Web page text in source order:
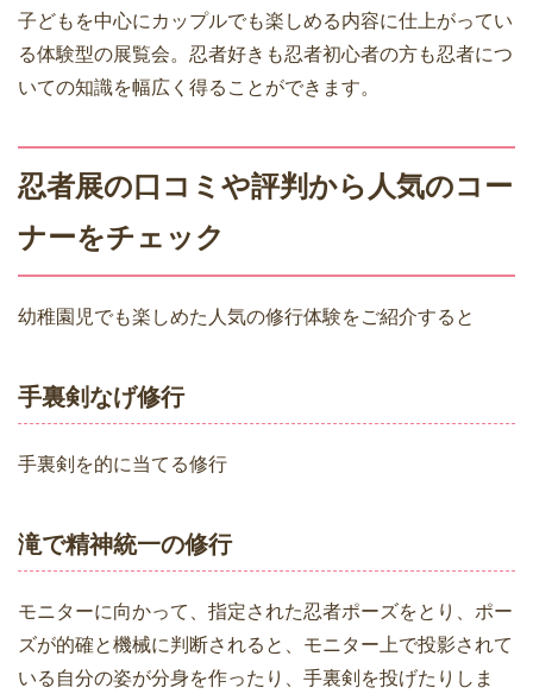
子どもを中心にカップルでも楽しめる内容に仕上がってい
る体験型の展覧会。忍者好きも忍者初心者の方も忍者につ
いての知識を幅広く得ることができます。
忍者展の口コミや評判から人気のコー
ナーをチェック
幼稚園児でも楽しめた人気の修行体験をご紹介すると
手裏剣なげ修行
手裏剣を的に当てる修行
滝で精神統一の修行
モニターに向かって、指定された忍者ポーズをとり、ポー
ズが的確と機械に判断されると、モニター上で投影されて
いる自分の姿が分身を作ったり、手裏剣を投げたりしま